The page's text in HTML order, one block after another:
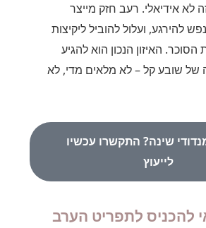
לא אידיאלי. רעב חזק מייצר
להירגע, ועלול להוביל ליקיצות
האיזון הנכון הוא להגיע
שובע קל – לא מלאים מדי, לא
שינה? התקשרו עכשיו
לייעוץ
להכניס לתפריט הערב